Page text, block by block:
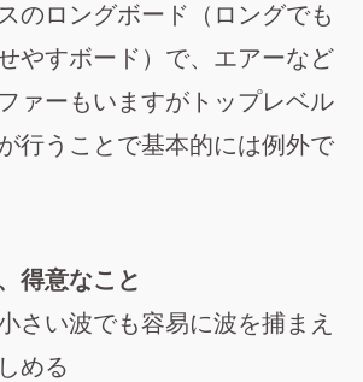
のロングボード（ロングでも
やすボード）で、エアーなど
ァーもいますがトップレベル
行うことで基本的には例外で
得意なこと
さい波でも容易に波を捕まえ
める